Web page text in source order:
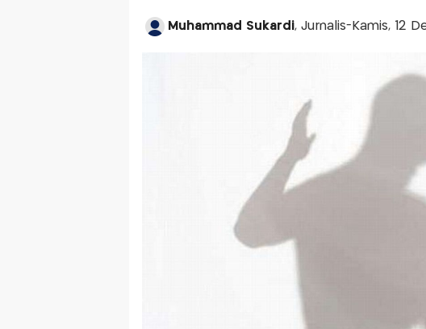
Muhammad Sukardi, Jurnalis-Kamis, 12